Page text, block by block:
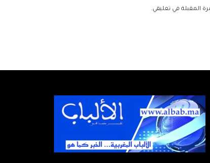
المقبلة في تعليقي.